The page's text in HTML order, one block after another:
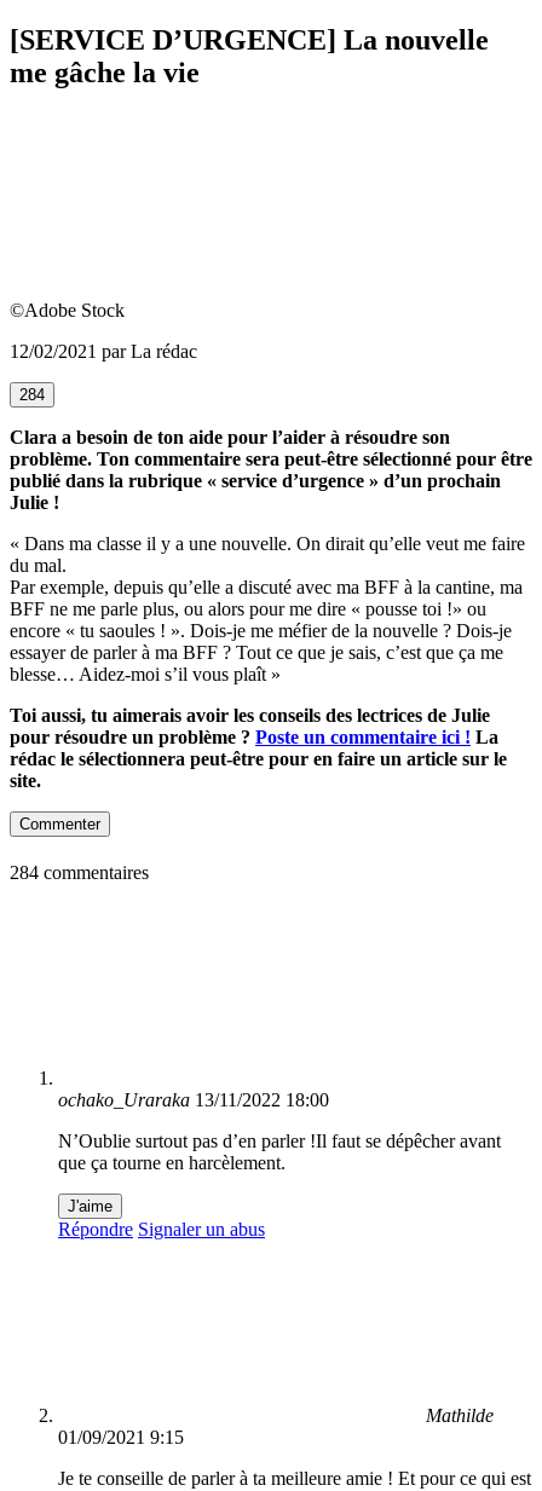
[SERVICE D’URGENCE] La nouvelle
me gâche la vie
©Adobe Stock
12/02/2021 par La rédac
284
Clara a besoin de ton aide pour l’aider à résoudre son
problème. Ton commentaire sera peut-être sélectionné pour être
publié dans la rubrique « service d’urgence » d’un prochain
Julie !
« Dans ma classe il y a une nouvelle. On dirait qu’elle veut me faire
du mal.
Par exemple, depuis qu’elle a discuté avec ma BFF à la cantine, ma
BFF ne me parle plus, ou alors pour me dire « pousse toi !» ou
encore « tu saoules ! ». Dois-je me méfier de la nouvelle ? Dois-je
essayer de parler à ma BFF ? Tout ce que je sais, c’est que ça me
blesse… Aidez-moi s’il vous plaît »
Toi aussi, tu aimerais avoir les conseils des lectrices de Julie
pour résoudre un problème ? Poste un commentaire ici ! La
rédac le sélectionnera peut-être pour en faire un article sur le
site.
Commenter
284 commentaires
ochako_Uraraka 13/11/2022 18:00
N’Oublie surtout pas d’en parler !Il faut se dépêcher avant
que ça tourne en harcèlement.
J'aime
Répondre Signaler un abus
Mathilde
01/09/2021 9:15
Je te conseille de parler à ta meilleure amie ! Et pour ce qui est